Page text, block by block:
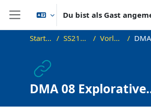
Zum Hauptinhalt
Website-Übersicht
Du bist als Gast
Startseite SS21_DMA Vorlesung
DMA 08 Explorative
Datenanalyse